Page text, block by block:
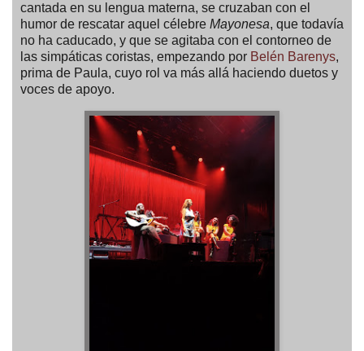
cantada en su lengua materna, se cruzaban con el
humor de rescatar aquel célebre Mayonesa, que todavía
no ha caducado, y que se agitaba con el contorneo de
las simpáticas coristas, empezando por Belén Barenys,
prima de Paula, cuyo rol va más allá haciendo duetos y
voces de apoyo.